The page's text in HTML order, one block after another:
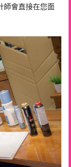
師會直接在您面